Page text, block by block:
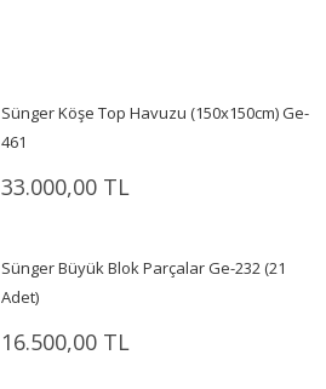
Sünger Köşe Top Havuzu (150x150cm) Ge-
461
33.000,00 TL
Sünger Büyük Blok Parçalar Ge-232 (21
Adet)
16.500,00 TL